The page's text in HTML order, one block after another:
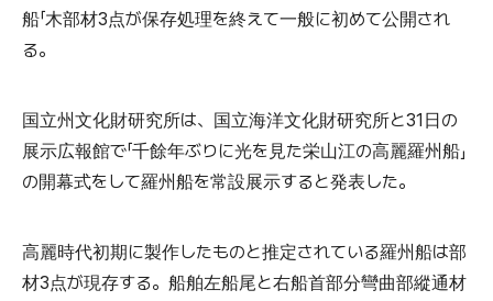
船「木部材3点が保存処理を終えて一般に初めて公開され
る。
国立州文化財研究所は、国立海洋文化財研究所と31日の
展示広報館で「千餘年ぶりに光を見た栄山江の高麗羅州船」
の開幕式をして羅州船を常設展示すると発表した。
高麗時代初期に製作したものと推定されている羅州船は部
材3点が現存する。船舶左船尾と右船首部分彎曲部縱通材